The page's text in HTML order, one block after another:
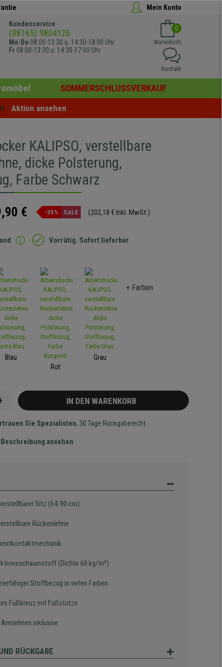
Mein Konto
Kundenservice
(08165) 9804126
Mo-Do 08:00-13:30 u. 14:30-18:00 Uhr
Fr 08:00-13:30 u. 14:30-17:00 Uhr
0
Warenkorb
Kontakt
SOMMERSCHLUSSVERKAUF
- Aktion ansehen -
KALIPSO, verstellbare
dicke Polsterung,
Farbe Schwarz
€ -35% SALE (202,18 € Inkl. MwSt.)
Vorrätig. Sofort lieferbar
Blau
Rot
Grau
+ Farben
IN DEN WARENKORB
Sie Spezialisten, 30 Tage Rückgaberecht
ansehen
Sitz (64-90 cm)
Rückenlehne
(Dichte 60 kg/m³)
Stoffbezug in vielen Farben
Fußkreuz mit Fußstütze
inklusive
RÜCKGABE